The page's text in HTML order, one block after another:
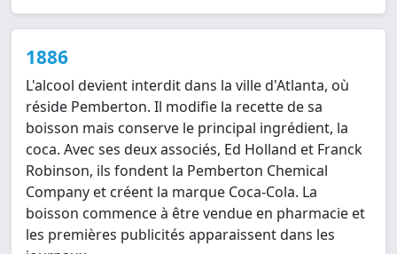
1886
L'alcool devient interdit dans la ville d'Atlanta, où
réside Pemberton. Il modifie la recette de sa
boisson mais conserve le principal ingrédient, la
coca. Avec ses deux associés, Ed Holland et Franck
Robinson, ils fondent la Pemberton Chemical
Company et créent la marque Coca-Cola. La
boisson commence à être vendue en pharmacie et
les premières publicités apparaissent dans les